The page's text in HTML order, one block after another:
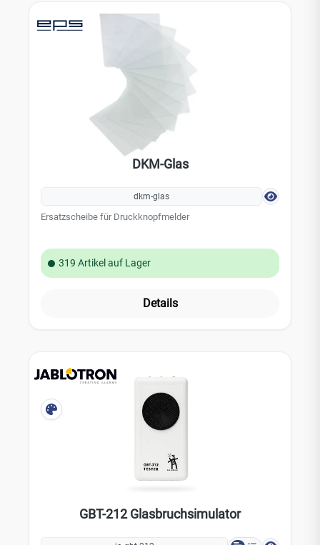
DKM-Glas
dkm-glas
Ersatzscheibe für Druckknopfmelder
319 Artikel auf Lager
Details
GBT-212 Glasbruchsimulator